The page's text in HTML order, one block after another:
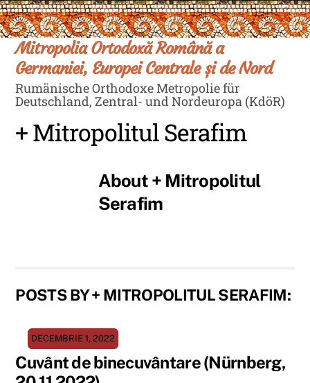
Skip
to
content
Mitropolia Ortodoxă Română a
Germaniei, Europei Centrale și de Nord
Rumänische Orthodoxe Metropolie für
Deutschland, Zentral- und Nordeuropa (KdöR)
+ Mitropolitul Serafim
About + Mitropolitul
Serafim
POSTS BY + MITROPOLITUL SERAFIM:
DECEMBRIE 1, 2022
Cuvânt de binecuvântare (Nürnberg,